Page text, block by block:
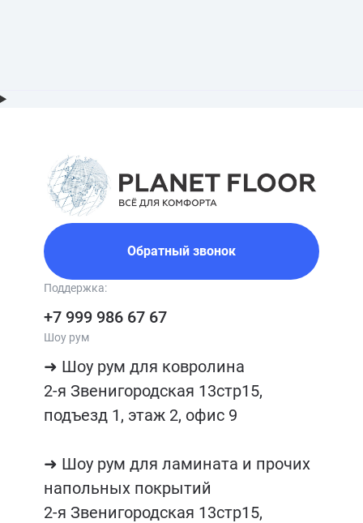
Обратный звонок
Поддержка:
+7 999 986 67 67
Шоу рум
➜ Шоу рум для ковролина
2-я Звенигородская 13стр15,
подъезд 1, этаж 2, офис 9
➜ Шоу рум для ламината и прочих
напольных покрытий
2-я Звенигородская 13стр15,